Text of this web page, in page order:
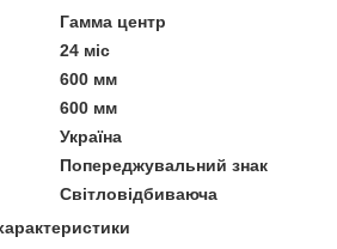
Гамма центр
24 міс
600 мм
600 мм
Україна
Попереджувальний знак
Світловідбиваюча